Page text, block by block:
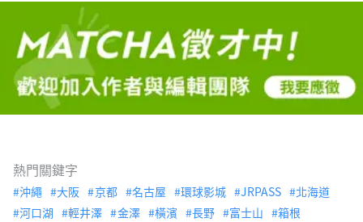
熱門關鍵字
沖繩 大阪 京都 名古屋 環球影城 JRPASS
北海道
河口湖
輕井澤 金澤 橫濱 長野 富士山
箱根